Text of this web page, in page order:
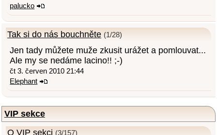
palucko
Tak si do nás bouchněte (1/28)
Jen tady můžete muže zkusit urážet a pomlouvat...
Ale my se nedáme lacino!! ;-)
čt 3. červen 2010 21:44
Elephant
VIP sekce
O VIP sekci (3/157)